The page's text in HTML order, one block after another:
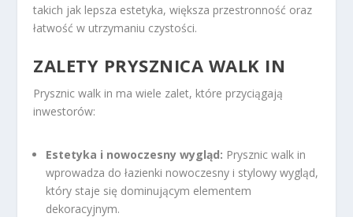
takich jak lepsza estetyka, większa przestronność oraz
łatwość w utrzymaniu czystości.
ZALETY PRYSZNICA WALK IN
Prysznic walk in ma wiele zalet, które przyciągają
inwestorów:
Estetyka i nowoczesny wygląd: Prysznic walk in
wprowadza do łazienki nowoczesny i stylowy wygląd,
który staje się dominującym elementem
dekoracyjnym.